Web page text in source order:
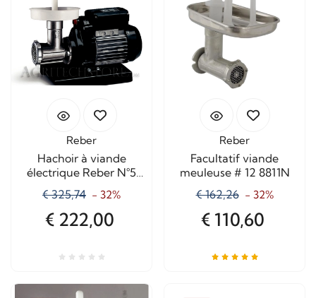
Reber
Hachoir à viande
électrique Reber N°5
€ 325,74 - 32%
€ 222,00
Reber
Facultatif viande
meuleuse # 12 8811N
€ 162,26 - 32%
€ 110,60